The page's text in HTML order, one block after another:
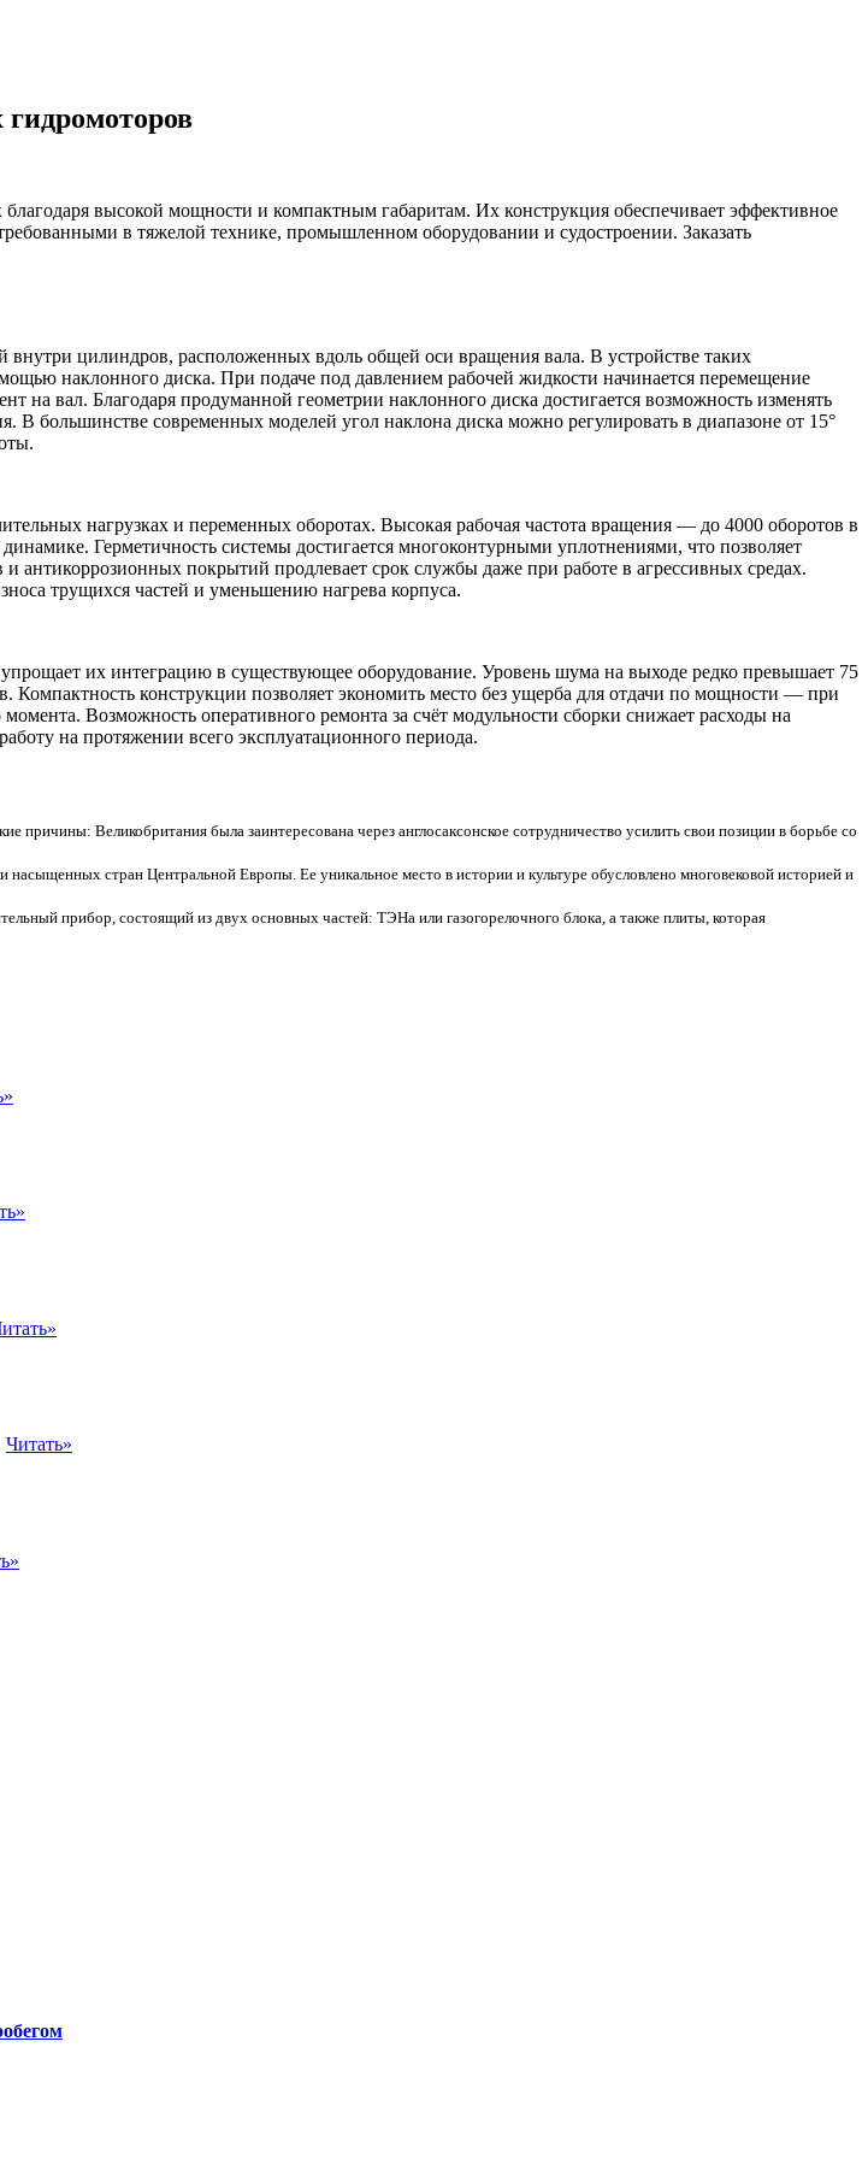
высокой мощности и компактным габаритам. Их конструкция обеспечивает эффективное
в тяжелой технике, промышленном оборудовании и судостроении. Заказать
цилиндров, расположенных вдоль общей оси вращения вала. В устройстве таких
наклонного диска. При подаче под давлением рабочей жидкости начинается перемещение
вал. Благодаря продуманной геометрии наклонного диска достигается возможность изменять
большинстве современных моделей угол наклона диска можно регулировать в диапазоне от 15°
нагрузках и переменных оборотах. Высокая рабочая частота вращения — до 4000 оборотов в
Герметичность системы достигается многоконтурными уплотнениями, что позволяет
антикоррозионных покрытий продлевает срок службы даже при работе в агрессивных средах.
трущихся частей и уменьшению нагрева корпуса.
их интеграцию в существующее оборудование. Уровень шума на выходе редко превышает 75
Компактность конструкции позволяет экономить место без ущерба для отдачи по мощности — при
Возможность оперативного ремонта за счёт модульности сборки снижает расходы на
на протяжении всего эксплуатационного периода.
причины: Великобритания была заинтересована через англосаксонское сотрудничество усилить свои позиции в борьбе со
насыщенных стран Центральной Европы. Ее уникальное место в истории и культуре обусловлено многовековой историей и
прибор, состоящий из двух основных частей: ТЭНа или газогорелочного блока, а также плиты, которая
Читать»